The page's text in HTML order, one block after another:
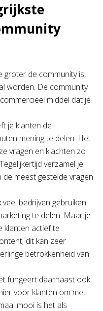
groter de community is,
worden. De community
middel dat je
je klanten de
mening te delen. Het
vragen en klachten zo
verzamel je
de meest gestelde vragen
veel bedrijven gebruiken
te delen. Maar je
klanten actief te
dit kan zeer
betrokkenheid van
fungeert daarnaast ook
voor klanten om met
mooi is het als